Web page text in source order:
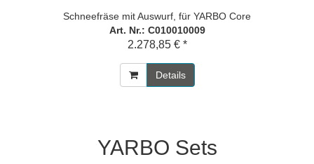
Schneefräse mit Auswurf, für YARBO Core
Art. Nr.: C010010009
2.278,85 € *
Details
YARBO Sets